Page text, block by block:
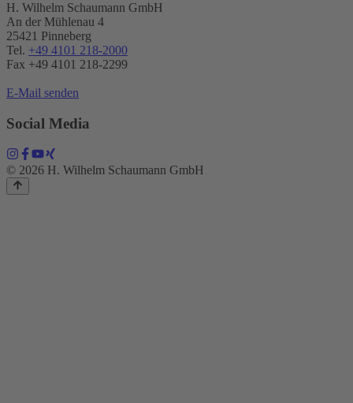
H. Wilhelm Schaumann GmbH
An der Mühlenau 4
25421 Pinneberg
Tel. +49 4101 218-2000
Fax +49 4101 218​-2299
E-Mail senden
Social Media
© 2026 H. Wilhelm Schaumann GmbH